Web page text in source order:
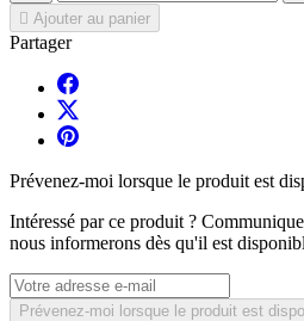
 Ajouter au panier
Partager
Prévenez-moi lorsque le produit est
Intéressé par ce produit ?
nous informerons dès qu'il est
Prévenez-moi lorsque le produit est